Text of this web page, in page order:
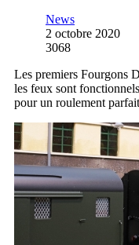
News
2 octobre 2020
3068
Les premiers Fourgons
les feux sont
pour un roulement parfait